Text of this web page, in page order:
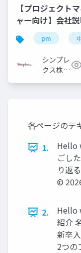
【プロジェクト
ャー向け】会社
料
pm
シンプレ
クス株式
各ページのテ
1.
Hello
ごし
り返
©️
2.
Hello
紹介
新卒
2つの